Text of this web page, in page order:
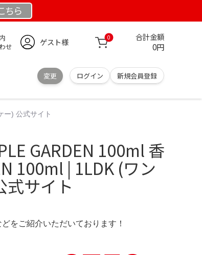
ちら
せ
ゲスト様 0 合計金額
0円
変更 ログイン 新規会員登録
ー) 公式サイト
GARDEN 100ml 香
100ml | 1LDK (ワン
式サイト
をご紹介いただいております！